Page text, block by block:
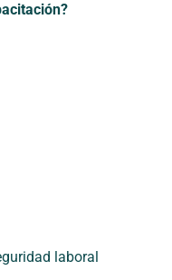
laboral